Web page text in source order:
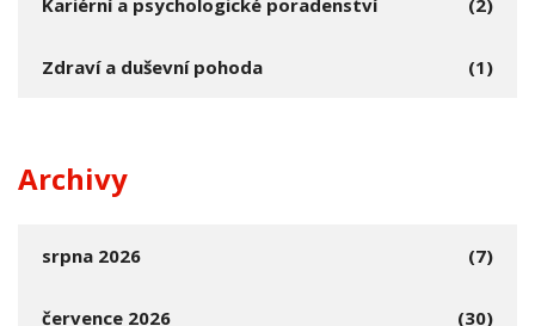
Kariérní a psychologické poradenství (2)
Zdraví a duševní pohoda (1)
Archivy
srpna 2026 (7)
července 2026 (30)